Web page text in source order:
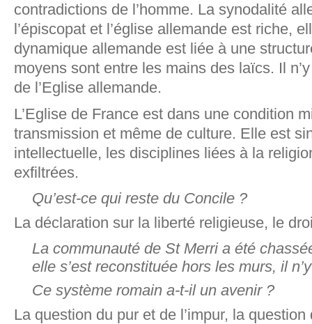
contradictions de l’homme. La synodalité
l’épiscopat et l’église allemande est riche,
dynamique allemande est liée à une
moyens sont entre les mains des laïcs. Il
de l’Eglise allemande.
L’Eglise de France est dans une condition
transmission et même de culture. Elle est
intellectuelle, les disciplines liées à la
exfiltrées.
Qu’est-ce qui reste du Concile ?
La déclaration sur la liberté religieuse, le
La communauté de St Merri a été
elle s’est reconstituée hors les murs, il
Ce système romain a-t-il un avenir ?
La question du pur et de l’impur, la